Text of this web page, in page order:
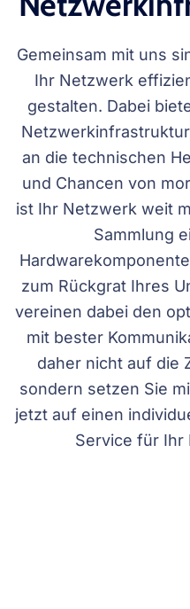
Gemeinsam mit uns
Ihr Netzwerk
gestalten. Dabei
an die technischen
und Chancen von
ist Ihr Netzwerk weit
Sammlung
zum Rückgrat Ihres
vereinen dabei den
mit bester
daher nicht auf die
sondern setzen Sie
jetzt auf einen
Service für Ihr